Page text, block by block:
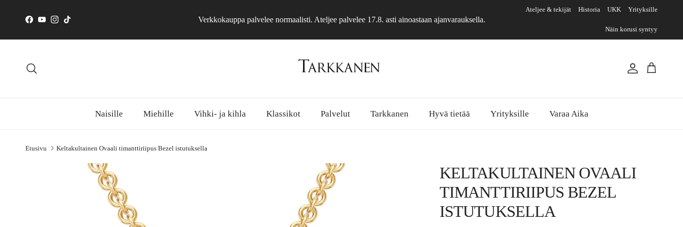
Facebook
YouTube
Instagram
TikTok Verkkokauppa palvelee normaalisti. Ateljee palvelee 17.8. asti ainoastaan ajanvarauksella.
Ateljee & tekijät Historia UKK Yrityksille
Näin korusi syntyy
Tili Ostoskori
Naisille Miehille Vihki- ja kihla Klassikot Palvelut Tarkkanen Hyvä tietää Yrityksille Varaa Aika
Etusivu Keltakultainen Ovaali timanttiriipus Bezel istutuksella
KELTAKULTAINEN OVAALI
TIMANTTIRIIPUS BEZEL
ISTUTUKSELLA